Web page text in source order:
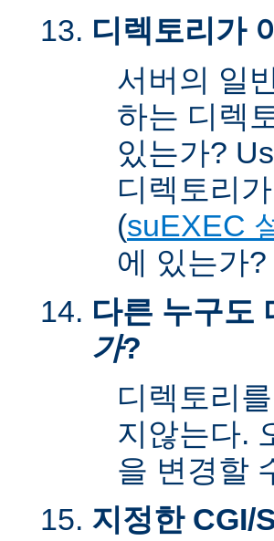
디렉토리가
서버의 일
하는 디렉
있는가?
디렉토리
(suEXEC
에 있는가?
다른 누구도
가?
디렉토리
지않는다.
을 변경할
지정한 CGI/